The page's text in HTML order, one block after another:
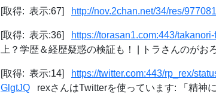
[取得: 表示:67] http://nov.2chan.net/34/res/
[取得: 表示:36] https://torasan1.com:443/
上？学歴＆経歴疑惑の検証も！ | トラさんのがお
[取得: 表示:14]
https://twitter.com:443/rp_rex/
GlgtJQ rexさんはTwitterを使っています: 「精神